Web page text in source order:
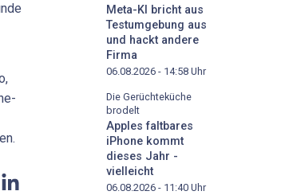
Meta-KI bricht aus
Testumgebung aus
und hackt andere
Firma
06.08.2026 - 14:58 Uhr
Die Gerüchteküche
brodelt
Apples faltbares
iPhone kommt
dieses Jahr -
vielleicht
06.08.2026 - 11:40 Uhr